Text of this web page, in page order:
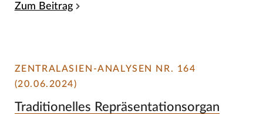
Zum Beitrag
ZENTRALASIEN-ANALYSEN NR. 164
(20.06.2024)
Traditionelles Repräsentationsorgan